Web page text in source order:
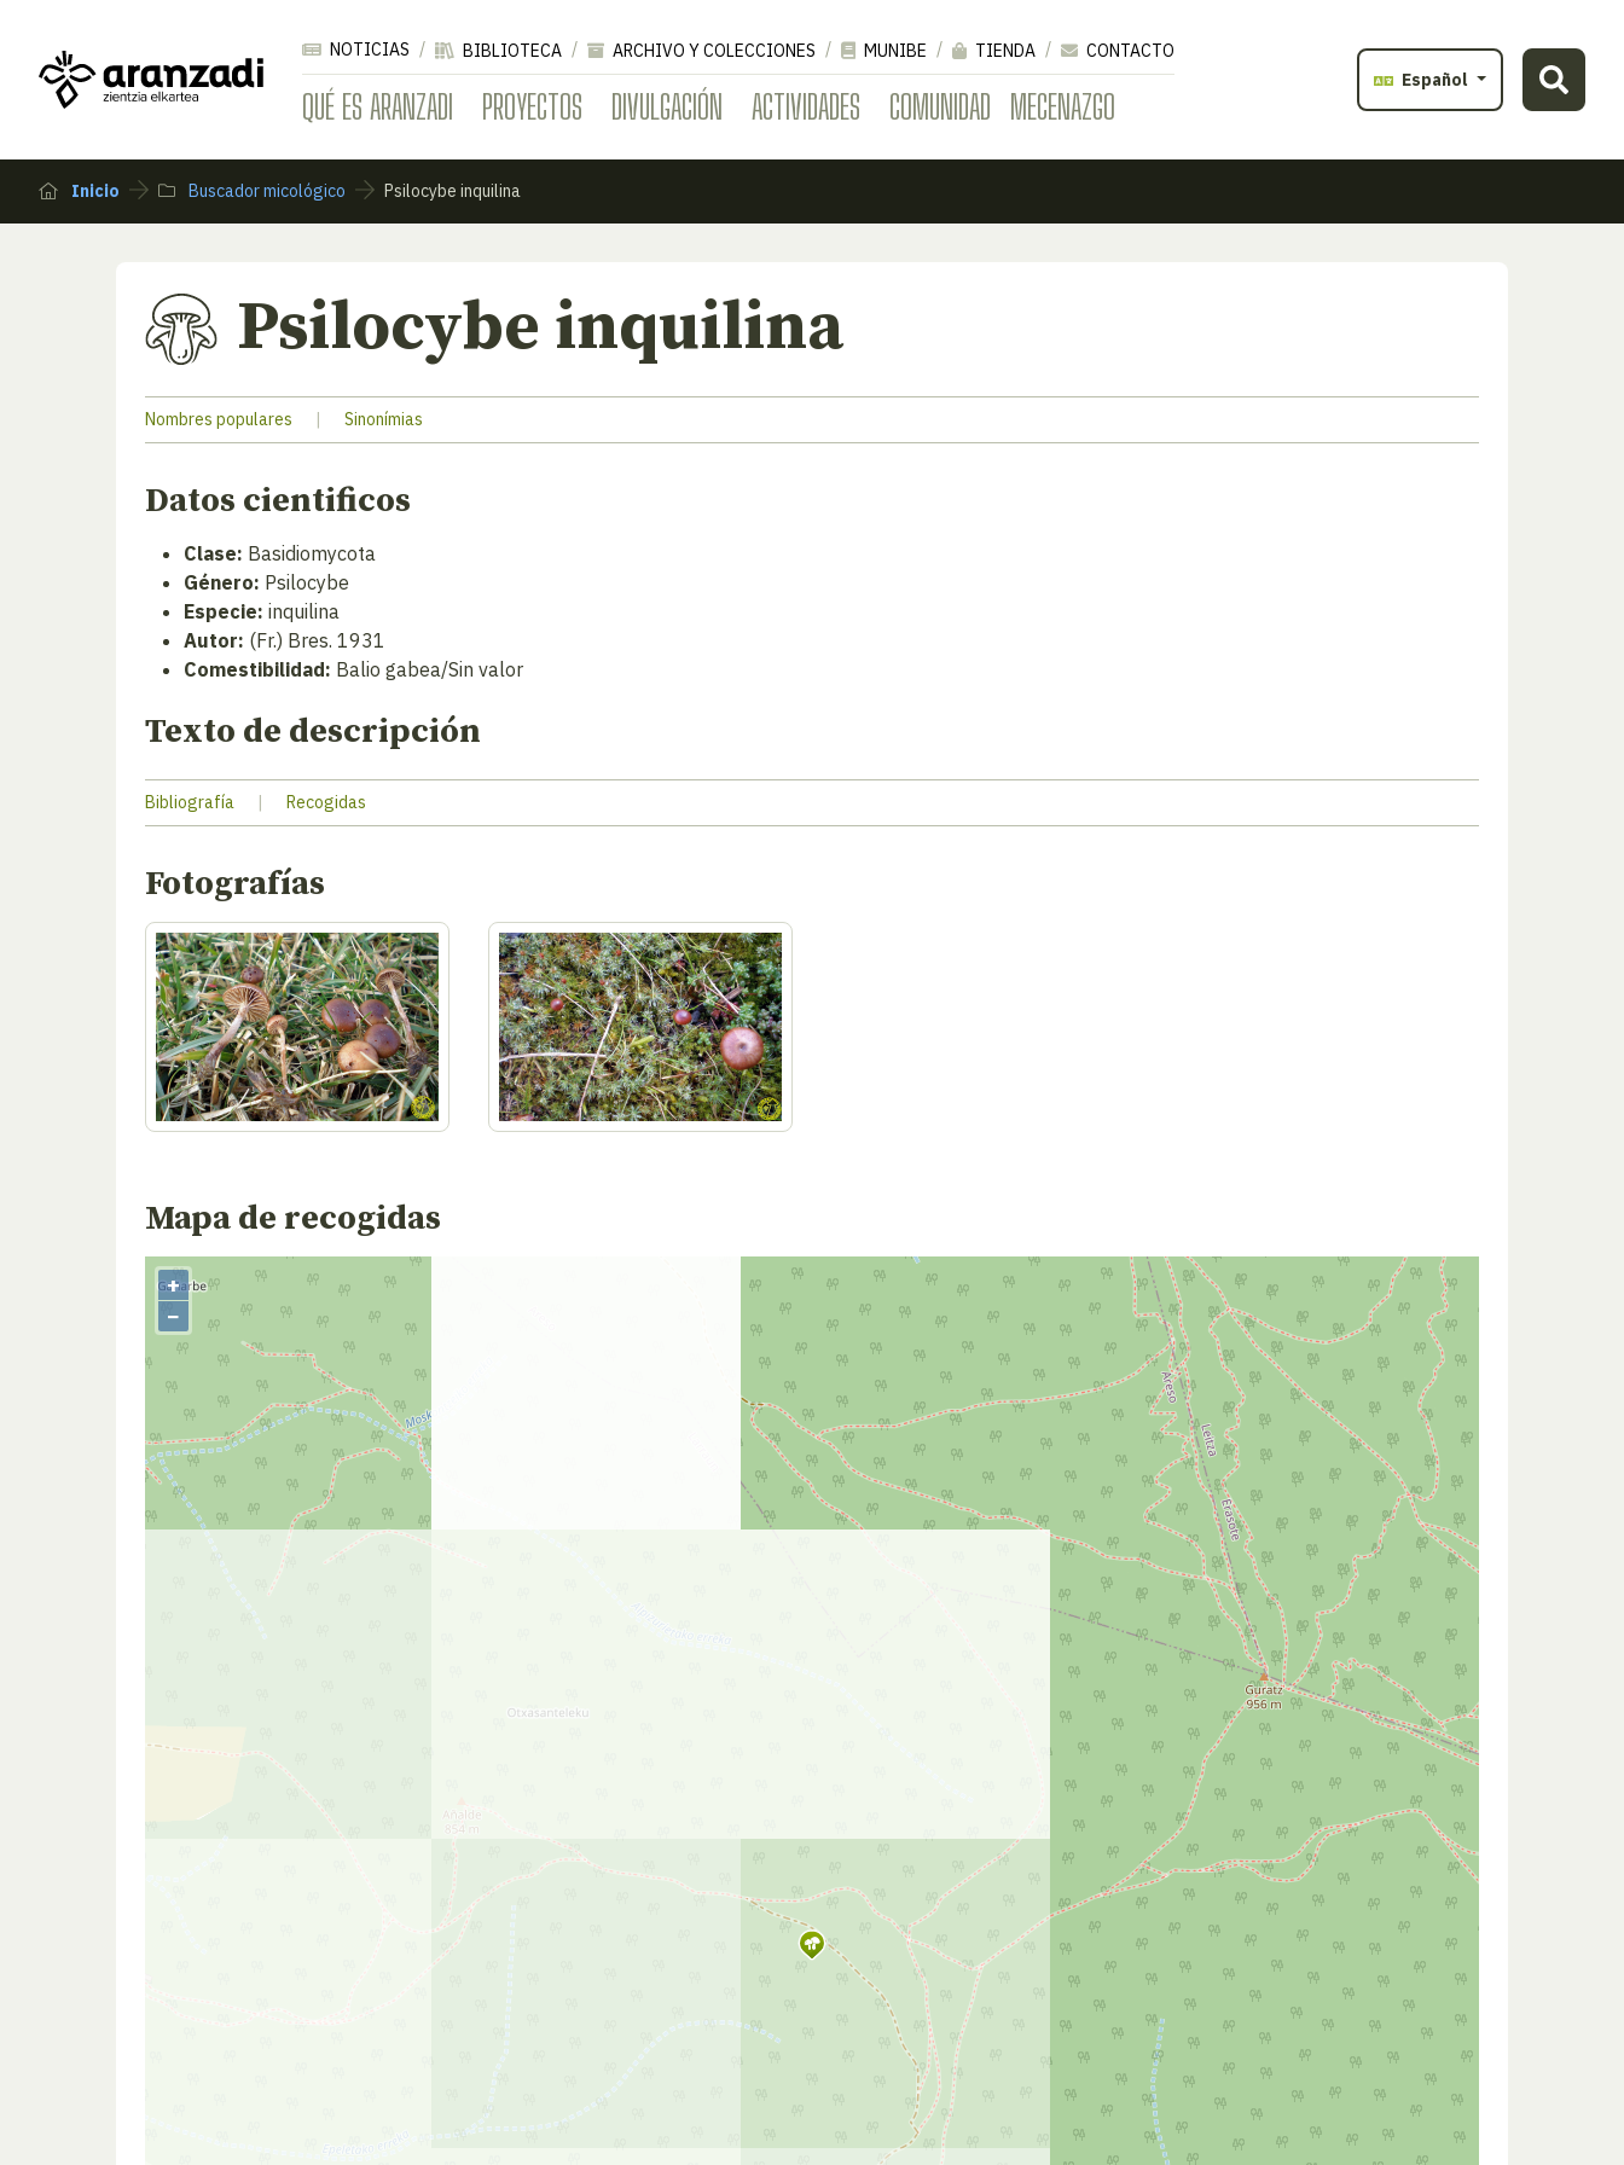
QUÉ ES ARANZADI PROYECTOS DIVULGACIÓN ACTIVIDADES COMUNIDAD MECENAZGO
NOTICIAS BIBLIOTECA ARCHIVO Y COLECCIONES MUNIBE TIENDA
CONTACTO
Español
Inicio Buscador micológico Psilocybe inquilina
Psilocybe inquilina
Nombres populares | Sinonímias
Datos cientificos
Clase: Basidiomycota
Género: Psilocybe
Especie: inquilina
Autor: (Fr.) Bres. 1931
Comestibilidad: Balio gabea/Sin valor
Texto de descripción
Bibliografía | Recogidas
Fotografías
Mapa de recogidas
+
−